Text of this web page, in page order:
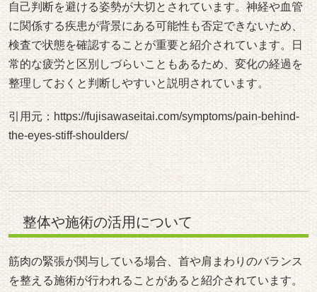
自己判断を避ける姿勢が大切とされています。神経や血管
に関係する疾患が背景にある可能性も否定できないため、
検査で状態を確認することが重要と紹介されています。日
常的な疲労と区別しづらいこともあるため、変化の経過を
整理しておくと判断しやすいと説明されています。
引用元：https://fujisawaseitai.com/symptoms/pain-behind-
the-eyes-stiff-shoulders/
整体や施術の活用について
筋肉の緊張が関与している場合、首や肩まわりのバランス
を整える施術が行われることがあると紹介されています。